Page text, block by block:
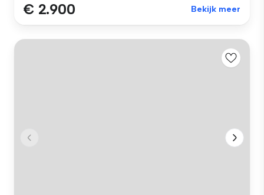
€ 2.900 Bekijk meer